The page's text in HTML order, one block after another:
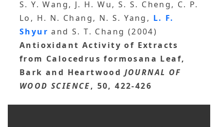
S. Y. Wang, J. H. Wu, S. S. Cheng, C. P.
Lo, H. N. Chang, N. S. Yang, L. F.
Shyurand S. T. Chang (2004)
Antioxidant Activity of Extracts
from Calocedrus formosana Leaf,
Bark and Heartwood JOURNAL OF
WOOD SCIENCE, 50, 422-426